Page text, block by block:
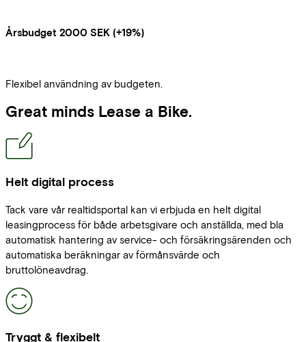
Årsbudget 2000 SEK (+19%)
Flexibel användning av budgeten.
Great minds Lease a Bike.
Helt digital process
Tack vare vår realtidsportal kan vi erbjuda en helt digital
leasingprocess för både arbetsgivare och anställda, med bla
automatisk hantering av service- och försäkringsärenden och
automatiska beräkningar av förmånsvärde och
bruttolöneavdrag.
Tryggt & flexibelt